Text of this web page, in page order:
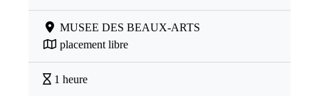
MUSEE DES BEAUX-ARTS
placement libre
1 heure